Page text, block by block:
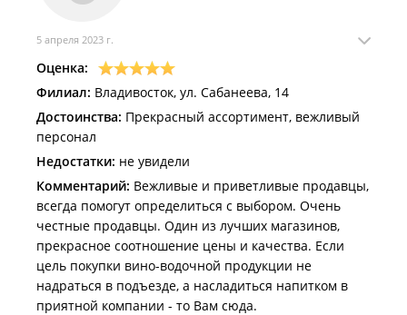
5 апреля 2023 г.
Оценка:
Филиал: Владивосток, ул. Сабанеева, 14
Достоинства: Прекрасный ассортимент, вежливый
персонал
Недостатки: не увидели
Комментарий: Вежливые и приветливые продавцы,
всегда помогут определиться с выбором. Очень
честные продавцы. Один из лучших магазинов,
прекрасное соотношение цены и качества. Если
цель покупки вино-водочной продукции не
надраться в подъезде, а насладиться напитком в
приятной компании - то Вам сюда.